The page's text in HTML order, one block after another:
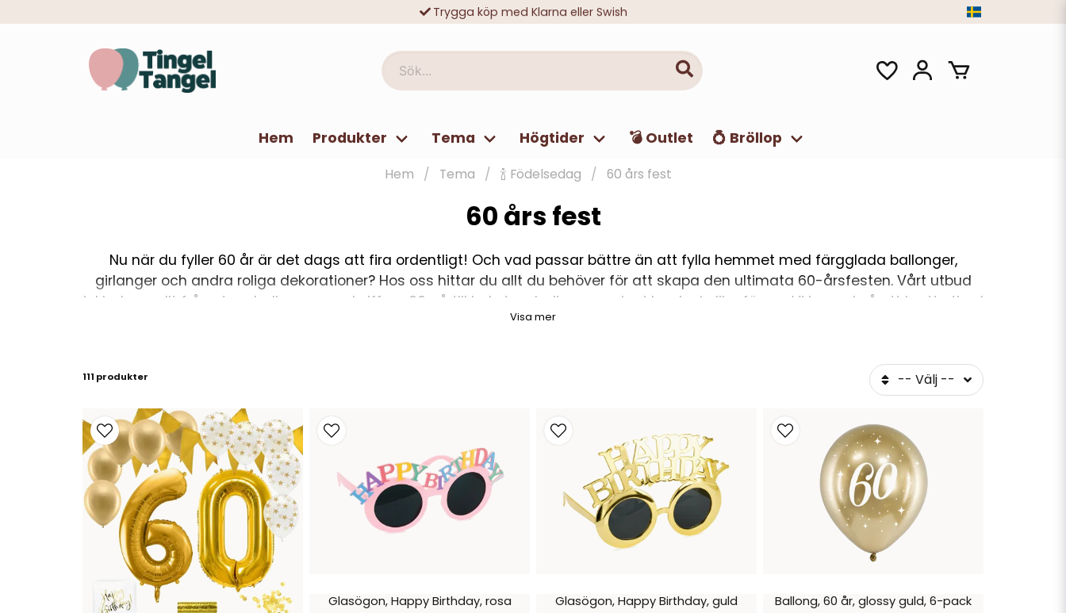
Trygga köp med Klarna eller Swish
Sök...
Hem Produkter Tema Högtider 💣 Outlet 💍 Bröllop
Hem Tema 🍾 Födelsedag 60 års fest
60 års fest
Nu när du fyller 60 år är det dags att fira ordentligt! Och vad passar bättre än att fylla hemmet med färgglada ballonger,
girlanger och andra roliga dekorationer? Hos oss hittar du allt du behöver för att skapa den ultimata 60-årsfesten. Vårt utbud
inkluderar allt från stora ballonger med siffran 60 på till bokstavsballonger och girlander i olika färger. Vi har också ett brett utbud
av tillbehör som tårtpynt, servetter och tårtdekorationer, så du kan fira din store dag på stilfullt vis.
Det finns många olika sätt att fira sin 60-årsdag, och det beror mycket på den som fyller år och vad de gillar. Här är några idéer
Organisera en temafest med ett tema som relaterar till den som fyller år. Till exempel kan det vara en discofest om den som
fyller år är en stor dansälskare, eller en kväll med karaoke om de gillar att sjunga.
Bjud in någon form av underhållning, till exempel en magiker eller en liveband. Det kan bidra till att skapa en feststämning och få
gästerna att skratta.
Skapa en 60-årskryssning med olika aktiviteter under dagen. Det kan vara allt från en quiz med frågor om den som fyller år till
Visa mer
111 produkter -- Välj --
Glasögon, Happy Birthday, rosa Glasögon, Happy Birthday, guld Ballong, 60 år, glossy guld, 6-pack